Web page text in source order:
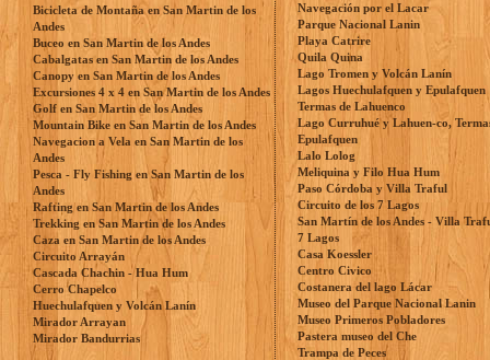
Bicicleta de Montaña en San Martin de los
Andes
Buceo en San Martin de los Andes
Cabalgatas en San Martin de los Andes
Canopy en San Martin de los Andes
Excursiones 4 x 4 en San Martin de los Andes
Golf en San Martin de los Andes
Mountain Bike en San Martin de los Andes
Navegacion a Vela en San Martin de los
Andes
Pesca - Fly Fishing en San Martin de los
Andes
Rafting en San Martin de los Andes
Trekking en San Martin de los Andes
Caza en San Martin de los Andes
Circuito Arrayán
Cascada Chachin - Hua Hum
Cerro Chapelco
Huechulafquen y Volcán Lanín
Mirador Arrayan
Mirador Bandurrias
Navegación por el Lacar
Parque Nacional Lanin
Playa Catrire
Quila Quina
Lago Tromen y Volcán Lanín
Lagos Huechulafquen y Epulafquen
Termas de Lahuenco
Lago Curruhué y Lahuen-co,
Epulafquen
Lalo Lolog
Meliquina y Filo Hua Hum
Paso Córdoba y Villa Traful
Circuito de los 7 Lagos
San Martín de los Andes - Villa
7 Lagos
Casa Koessler
Centro Civico
Costanera del lago Lácar
Museo del Parque Nacional Lanin
Museo Primeros Pobladores
Pastera museo del Che
Trampa de Peces